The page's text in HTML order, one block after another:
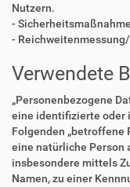
Nutzern.
-
-
Verwendete
„Personenbezogene
eine identifizierte oder
Folgenden „betroffene
eine natürliche Person
insbesondere mittels
Namen, zu einer